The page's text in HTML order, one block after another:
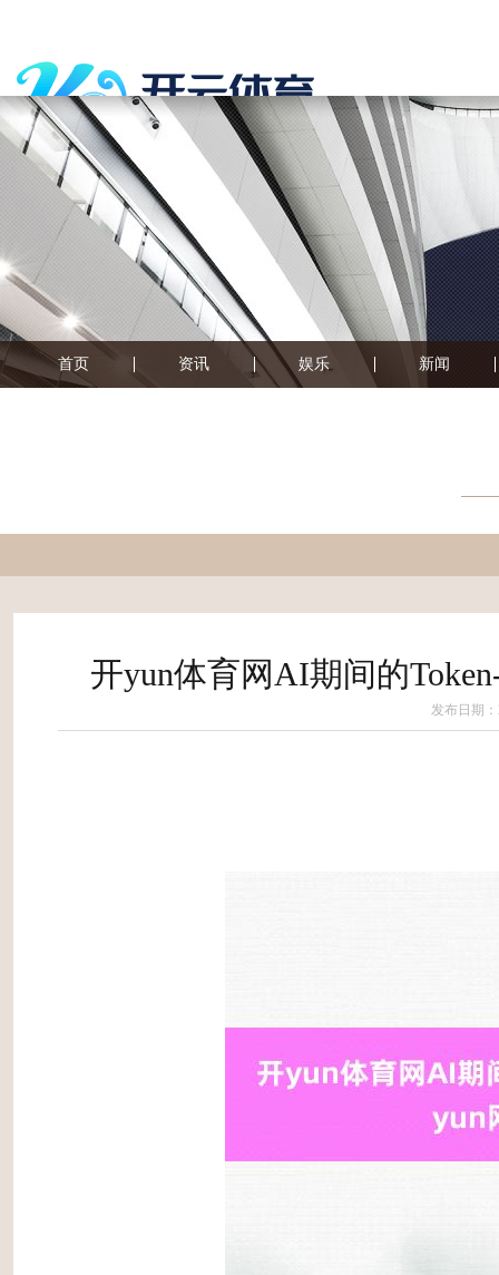
首页 资讯 娱乐 新闻
开yun体育网AI期间的
发布日期